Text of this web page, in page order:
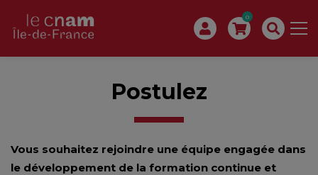
0
Postulez
Vous souhaitez rejoindre une équipe engagée dans
le développement de la formation continue et